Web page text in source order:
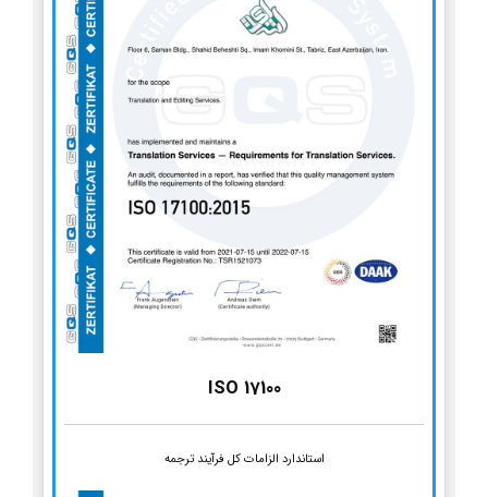
ISO 17100
استاندارد الزامات کل فرآیند ترجمه